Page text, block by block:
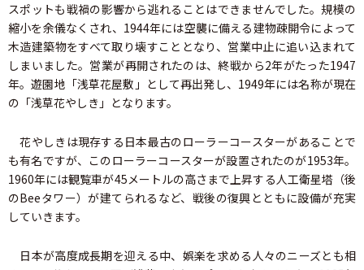
スポットも戦禍の影響から逃れることはできませんでした。規模の
縮小を余儀なくされ、1944年には空襲に備える建物疎開令によって
木造建築物をすべて取り壊すこととなり、営業中止に追い込まれて
しまいました。営業が再開されたのは、終戦から2年がたった1947
年。遊園地「浅草花屋敷」として再出発し、1949年には名称が現在
の「浅草花やしき」となります。
花やしきは現存する日本最古のローラーコースターがあることで
も有名ですが、このローラーコースターが設置されたのが1953年。
1960年には観覧車が45メートルの高さまで上昇する人工衛星塔（後
のBeeタワー）が建てられるなど、戦後の復興とともに設備が充実
していきます。
日本が高度成長期を迎える中、娯楽を求める人々のニーズとも相